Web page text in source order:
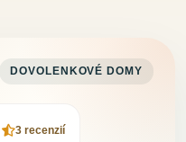
DOVOLENKOVÉ DOMY
3 recenzií